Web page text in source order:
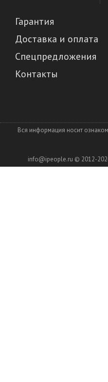
Гарантия
Доставка и оплата
Спецпредложения
Контакты
Вся информация носит
info@ipeople.ru © 2012-